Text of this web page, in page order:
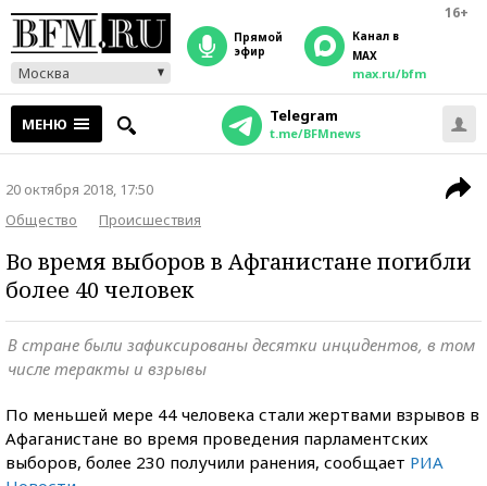
16+
Москва
прямой
эфир
Канал в
MAX
max.ru/bfm
МЕНЮ Telegram
t.me/BFMnews
20 октября 2018, 17:50
Общество
Происшествия
Во время выборов в Афганистане погибли
более 40 человек
В стране были зафиксированы десятки инцидентов, в том
числе теракты и взрывы
По меньшей мере 44 человека стали жертвами взрывов в
Афаганистане во время проведения парламентских
выборов, более 230 получили ранения, сообщает РИА